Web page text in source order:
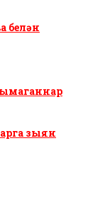
белән
зыян